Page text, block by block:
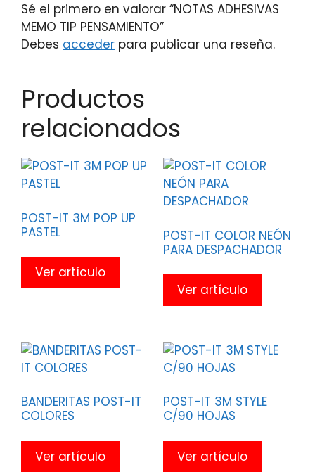
Sé el primero en valorar “NOTAS ADHESIVAS
MEMO TIP PENSAMIENTO”
Debes acceder para publicar una reseña.
Productos
relacionados
POST-IT 3M POP UP
PASTEL
Ver artículo
POST-IT COLOR NEÓN
PARA DESPACHADOR
Ver artículo
BANDERITAS POST-IT
COLORES
Ver artículo
POST-IT 3M STYLE
C/90 HOJAS
Ver artículo